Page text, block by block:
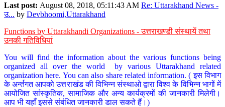
Last post: August 08, 2018, 05:11:43 AM Re: Uttarakhand News -
उ... by Devbhoomi,Uttarakhand
Functions by Uttarakhandi Organizations - उत्तराखण्डी संस्थायें तथा
उनकी गतिविधियां
You will find the information about the various functions being
organized all over the world by various Uttarakhand related
organization here. You can also share related information. ( इस विभाग
के अर्न्तगत आपको उत्तराखंड की विभिन्न संस्थाओ द्वारा विश्व के विभिन्न भागों में
आयोजित सांस्कृतिक, सामाजिक और अन्य कार्यक्रमों की जानकारी मिलेगी।
आप भी यहाँ इससे संबंधित जानकारी डाल सकते हैं।)